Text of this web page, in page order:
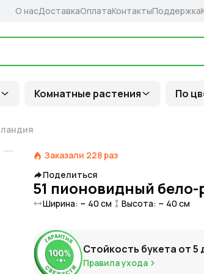
Комнатные растения По
О насДоставкаОплатаКонтактыПоддержка
Заказали 228 раз
Поделиться
51 пионовидный
Ширина: ~ 40 см Высота: ~ 40 см
Стойкость букета от5
Правила ухода